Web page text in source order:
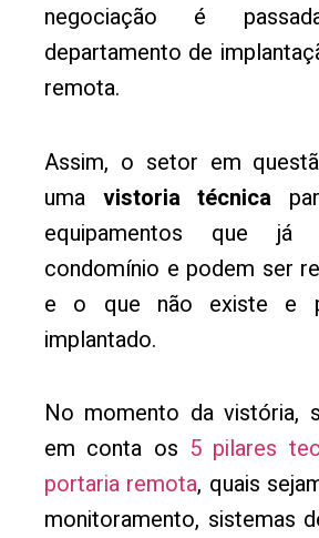
negociação é
departamento de
remota.
Assim, o setor em
uma vistoria técnica
equipamentos que já
condomínio e podem ser
e o que não existe e
implantado.
No momento da vistória,
em conta os 5 pilares
portaria remota, quais
monitoramento, sistemas